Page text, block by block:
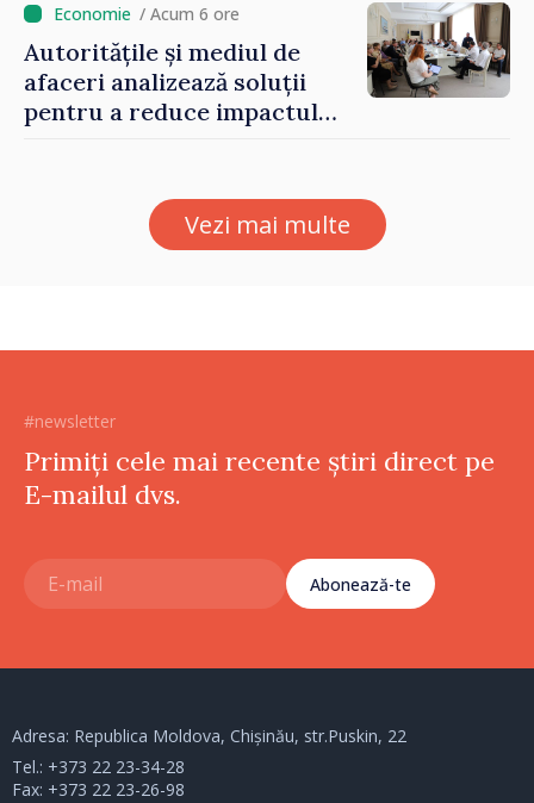
/ Acum 6 ore
Autoritățile și mediul de
afaceri analizează soluții
pentru a reduce impactul
Vezi mai multe
#newsletter
Primiți cele mai recente știri direct pe
E-mailul dvs.
Abonează-te
Adresa: Republica Moldova, Chișinău, str.Puskin, 22
Tel.: +373 22 23-34-28
Fax: +373 22 23-26-98